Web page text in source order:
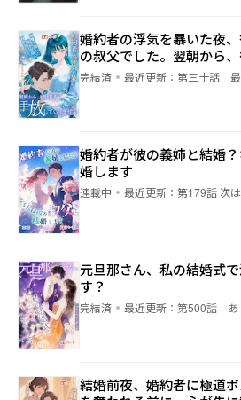
婚約者の浮気を暴いた夜
の叔父でした。翌朝から
ません
完結済 最近更新： 第三十話 最
婚約者が彼の義姉と結婚
婚します
連載中 最近更新： 第179話 次はお
元旦那さん、私の結婚式
す？
完結済 最近更新： 第500話 あ
結婚前夜、婚約者に極道